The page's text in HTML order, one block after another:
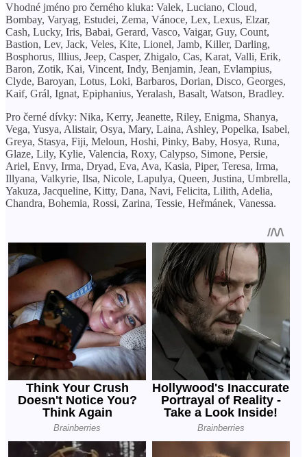
Vhodné jméno pro černého kluka: Valek, Luciano, Cloud,
Bombay, Varyag, Estudei, Zema, Vánoce, Lex, Lexus, Elzar,
Cash, Lucky, Iris, Babai, Gerard, Vasco, Vaigar, Guy, Count,
Bastion, Lev, Jack, Veles, Kite, Lionel, Jamb, Killer, Darling,
Bosphorus, Illius, Jeep, Casper, Zhigalo, Cas, Karat, Valli, Erik,
Baron, Zotik, Kai, Vincent, Indy, Benjamin, Jean, Evlampius,
Clyde, Baroyan, Lotus, Loki, Barbaros, Dorian, Disco, Georges,
Kaif, Grál, Ignat, Epiphanius, Yeralash, Basalt, Watson, Bradley.
Pro černé dívky: Nika, Kerry, Jeanette, Riley, Enigma, Shanya,
Vega, Yusya, Alistair, Osya, Mary, Laina, Ashley, Popelka, Isabel,
Greya, Stasya, Fiji, Meloun, Hoshi, Pinky, Baby, Hosya, Runa,
Glaze, Lily, Kylie, Valencia, Roxy, Calypso, Simone, Persie,
Ariel, Envy, Irma, Dryad, Eva, Ava, Kasia, Piper, Teresa, Irma,
Illyana, Valkyrie, Ilsa, Nicole, Lapulya, Queen, Justina, Umbrella,
Yakuza, Jacqueline, Kitty, Dana, Navi, Felicita, Lilith, Adelia,
Chandra, Bohemia, Rossi, Zarina, Tessie, Heřmánek, Vanessa.